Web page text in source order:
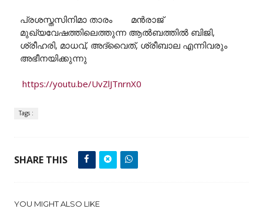
പ്രശസ്തസിനിമാ താരം മൻരാജ്
മുഖ്യവേഷത്തിലെത്തുന്ന ആൽബത്തിൽ ബിജി,
ശ്രീഹരി, മാധവ്, അദ്വൈത്, ശ്രീബാല എന്നിവരും
അഭീനയിക്കുന്നു
https://youtu.be/UvZlJTnrnX0
Tags :
SHARE THIS
YOU MIGHT ALSO LIKE